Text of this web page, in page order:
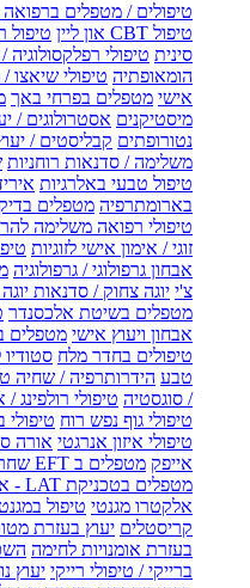
טיפולים / מטפלים
טיפול CBT און ליין
טיפול
סינית טיפולי
הומאופתיה טיפולי שיאצו
אישי מטפלים בפרחי באך
מיסטיקנים אסטרולוגים /
נטורופתים קבליסטים /
משלימה / סדנאות רוחניות
טיפול טבעי באלרגיות
בארומתרפיה מטפלים
טיפולי רפואה משלימה
זוגי / אימון אישי לזוגיות
אבחון גרפולוגי / גרפולוגיה
צ'י יוגה צחוק / סדנאות
מטפלים בשיטת אלכסנדר
אבחון ויעוץ אישי מטפלים
טיפולים בחדר מלח סטודיו
טבע הידרותרפיה / שחיה
/ סוגסטיה טיפולי רולפינג
טיפולי גוף נפש רוח טיפולי
טיפולי איזון אנרגטי אורה
אייפק מטפלים ב EFT שחרור ריגשי
מטפלים בטכניקת LAT - איזון חיים
אלקטרו מגנטי טיפול
קריסטלים יעוץ בעזרת
בעזרת אומנויות לחימה
ברייקי / טיפולי רייקי יעוץ